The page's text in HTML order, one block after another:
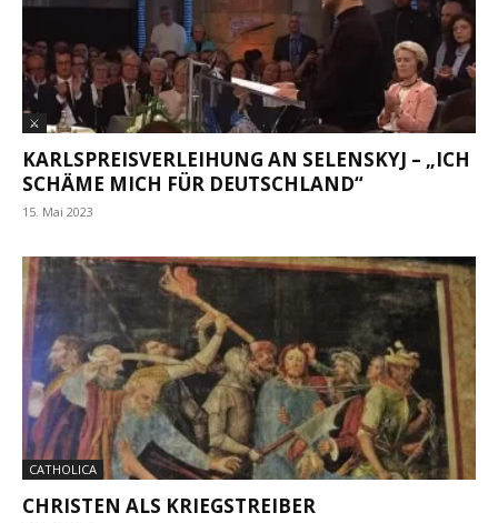
⚔
KARLSPREISVERLEIHUNG AN SELENSKYJ – „ICH
SCHÄME MICH FÜR DEUTSCHLAND“
15. Mai 2023
CATHOLICA
CHRISTEN ALS KRIEGSTREIBER